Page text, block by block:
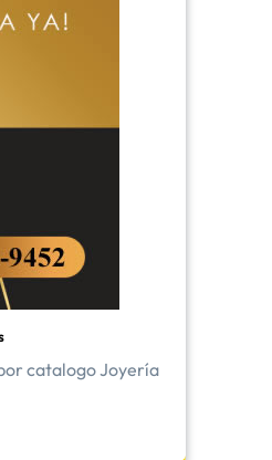
catalogo Joyería